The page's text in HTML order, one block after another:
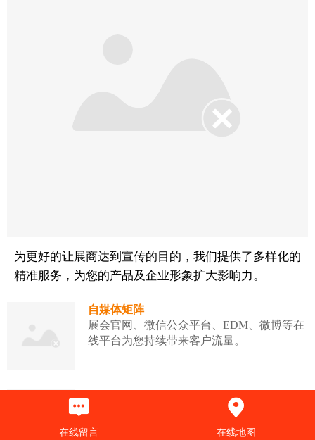
为更好的让展商达到宣传的目的，我们提供了多样化的
精准服务，为您的产品及企业形象扩大影响力。
自媒体矩阵
展会官网、微信公众平台、EDM、微博等在
线平台为您持续带来客户流量。
产品发布会/技术讲座
展会的平台效应，聚集了大量的专业人士，
是您扩大品牌影响力的绝佳途径。
在线留言 在线地图